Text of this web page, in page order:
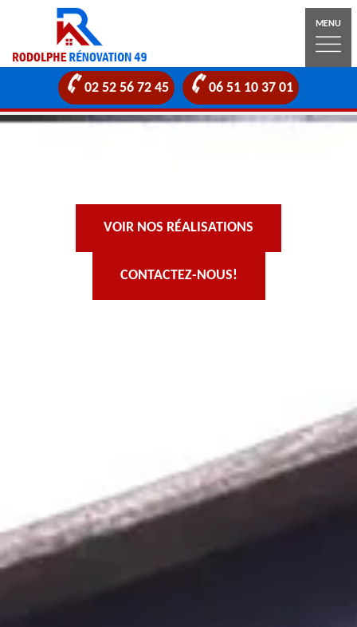
MENU
02 52 56 72 45 06 51 10 37 01
VOIR NOS RÉALISATIONS
CONTACTEZ-NOUS!